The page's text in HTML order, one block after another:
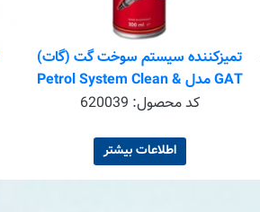
تمیزکننده سیستم سوخت گت (گات)
GAT مدل Petrol System Clean &
protect حجم 300 میلی لیتر
کد محصول: 620039
اطلاعات بیشتر